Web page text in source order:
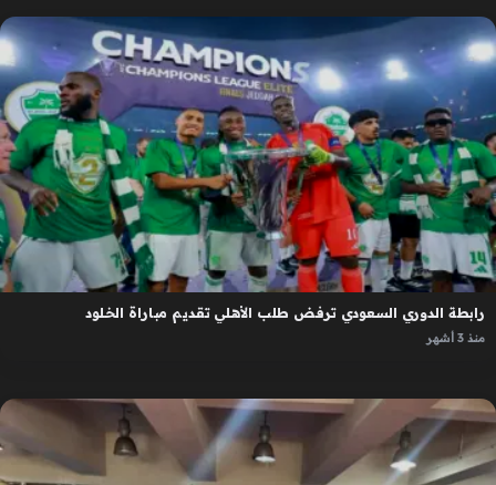
رابطة الدوري السعودي ترفض طلب الأهلي تقديم مباراة الخلود
منذ 3 أشهر